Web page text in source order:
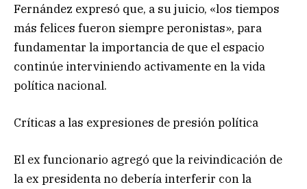
Fernández expresó que, a su juicio, «los tiempos
más felices fueron siempre peronistas», para
fundamentar la importancia de que el espacio
continúe interviniendo activamente en la vida
política nacional.
Críticas a las expresiones de presión política
El ex funcionario agregó que la reivindicación de
la ex presidenta no debería interferir con la